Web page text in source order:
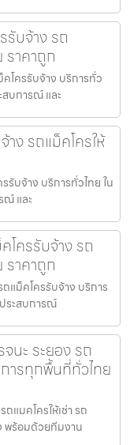
รับจ้าง รถ
ราคาถูก
โครรับจ้าง บริการทั่ว
บการณ์ และ
าง รถแม็คโครให้
รับจ้าง บริการทั่วไทย ใน
ณ์ และ
โครรับจ้าง รถ
ราคาถูก
แม็คโครรับจ้าง บริการ
ระสบการณ์
นะ ระยอง รถ
การทุกพื้นที่ทั่วไทย
แมคโครให้เช่า รถ
พร้อมด้วยทีมงาน